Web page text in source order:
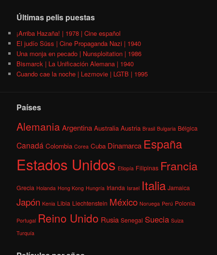
Últimas pelis puestas
¡Arriba Hazaña! | 1978 | Cine español
El judío Süss | Cine Propaganda Nazi | 1940
Una monja en pecado | Nunsploitation | 1986
Bismarck | La Unificación Alemana | 1940
Cuando cae la noche | Lezmovie | LGTB | 1995
Países
AlemaniaArgentina Australia Austria Brasil Bulgaria Bélgica
Canadá Colombia Corea Cuba Dinamarca España
Estados Unidos Etiopía Filipinas Francia
Grecia Holanda Hong Kong Hungría Irlanda Israel Italia Jamaica
Japón Kenia Libia Liechtenstein México Noruega Perú Polonia
Portugal Reino Unido Rusia Senegal Suecia Suiza
Turquía